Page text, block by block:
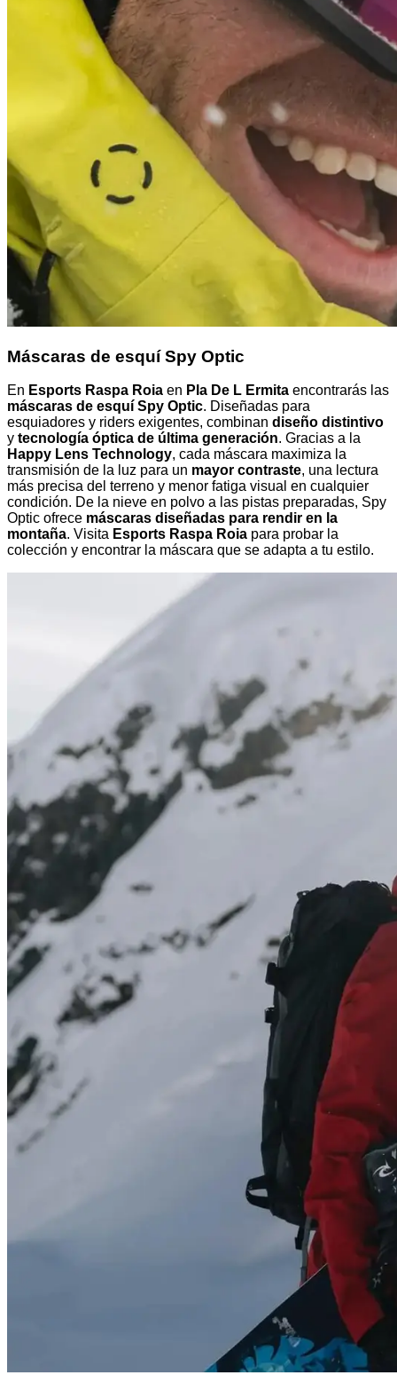
Máscaras de esquí Spy Optic
En Esports Raspa Roia en Pla De L Ermita encontrarás las
máscaras de esquí Spy Optic. Diseñadas para
esquiadores y riders exigentes, combinan diseño distintivo
y tecnología óptica de última generación. Gracias a la
Happy Lens Technology, cada máscara maximiza la
transmisión de la luz para un mayor contraste, una lectura
más precisa del terreno y menor fatiga visual en cualquier
condición. De la nieve en polvo a las pistas preparadas, Spy
Optic ofrece máscaras diseñadas para rendir en la
montaña. Visita Esports Raspa Roia para probar la
colección y encontrar la máscara que se adapta a tu estilo.